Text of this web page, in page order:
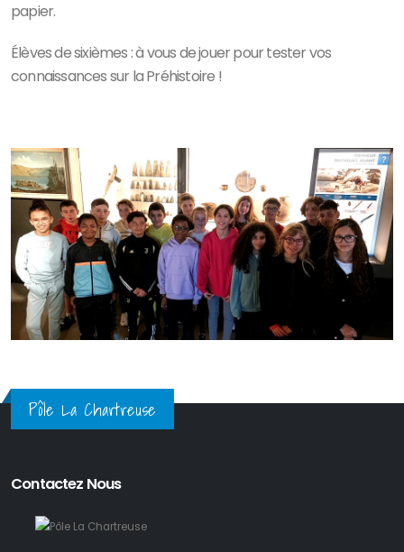
papier.
Élèves de sixièmes : à vous de jouer pour tester vos
connaissances sur la Préhistoire !
Pôle La Chartreuse
Contactez Nous